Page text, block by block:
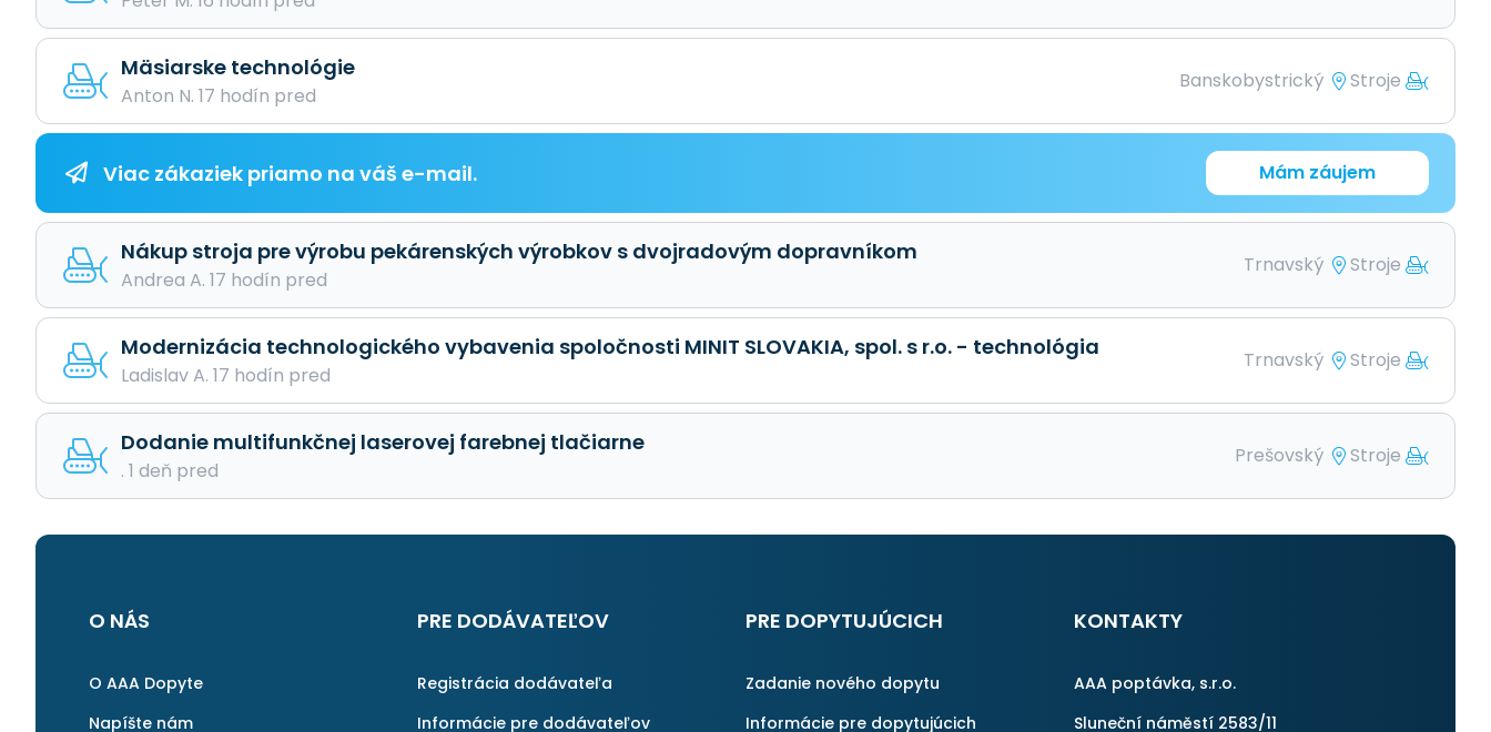
Mäsiarske technológie
Anton N. 17 hodín pred
Banskobystrický Stroje
Viac zákaziek priamo na váš e-mail. Mám záujem
Nákup stroja pre výrobu pekárenských výrobkov s dvojradovým dopravníkom
Andrea A. 17 hodín pred
Trnavský Stroje
Modernizácia technologického vybavenia spoločnosti MINIT SLOVAKIA, spol. s r.o. - technológia
Ladislav A. 17 hodín pred
Trnavský Stroje
Dodanie multifunkčnej laserovej farebnej tlačiarne
. 1 deň pred
Prešovský Stroje
O NÁS
O AAA Dopyte
Napíšte nám
PRE DODÁVATEĽOV
Registrácia dodávateľa
Informácie pre dodávateľov
PRE DOPYTUJÚCICH
Zadanie nového dopytu
Informácie pre dopytujúcich
KONTAKTY
AAA poptávka, s.r.o.
Sluneční náměstí 2583/11